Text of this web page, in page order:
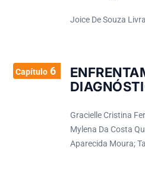
Joice De Souza
Capítulo6
Gracielle Cristina
Mylena Da Costa
Aparecida Moura;